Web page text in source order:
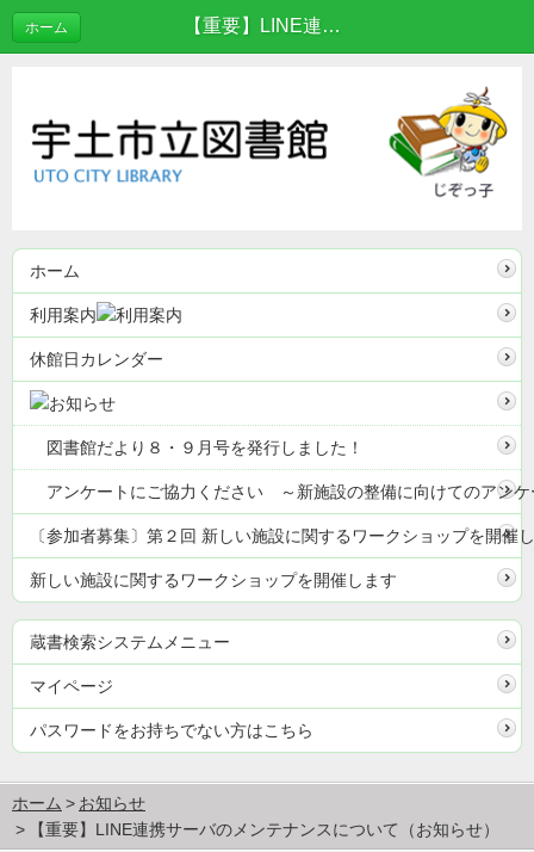
【重要】LINE連携サーバのメンテナンスについて（お知らせ） | お知らせ
ホーム
ホーム
利用案内
休館日カレンダー
図書館だより８・９月号を発行しました！
アンケートにご協力ください ～新施設の整備に向けてのアンケ
〔参加者募集〕第２回 新しい施設に関するワークショップを開催
新しい施設に関するワークショップを開催します
蔵書検索システムメニュー
マイページ
パスワードをお持ちでない方はこちら
ホーム
お知らせ
【重要】LINE連携サーバのメンテナンスについて（お知らせ）